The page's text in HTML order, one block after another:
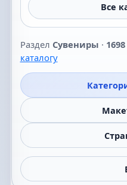
Все
Раздел Сувениры · 1698
каталогу